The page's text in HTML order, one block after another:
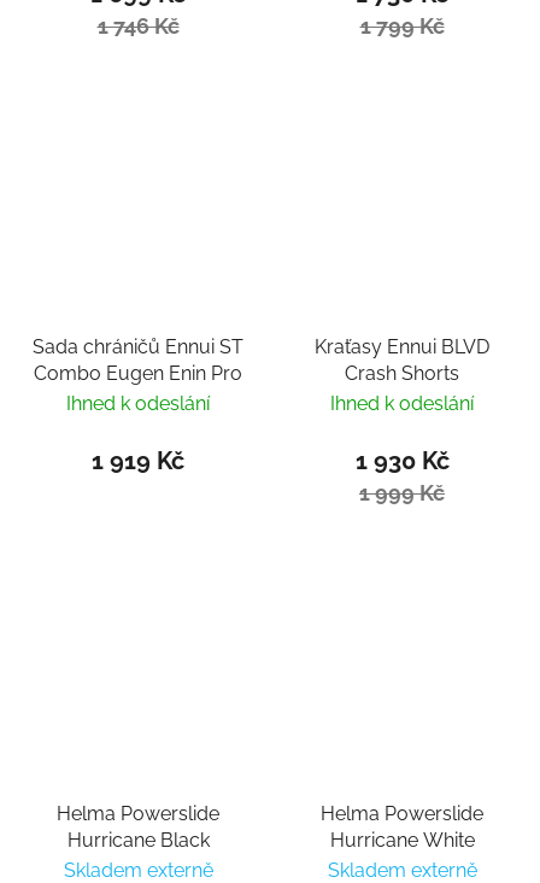
1 746 Kč 1 799 Kč
Sada chráničů Ennui ST
Combo Eugen Enin Pro
Ihned k odeslání
1 919 Kč
Kraťasy Ennui BLVD
Crash Shorts
Ihned k odeslání
1 930 Kč
1 999 Kč
Helma Powerslide
Hurricane Black
Skladem externě
Helma Powerslide
Hurricane White
Skladem externě